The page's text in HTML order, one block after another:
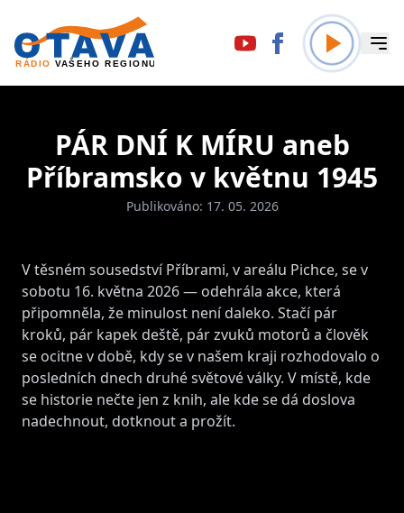
PÁR DNÍ K MÍRU aneb
Příbramsko v květnu 1945
Publikováno: 17. 05. 2026
V těsném sousedství Příbrami, v areálu Pichce, se v
sobotu 16. května 2026 — odehrála akce, která
připomněla, že minulost není daleko. Stačí pár
kroků, pár kapek deště, pár zvuků motorů a člověk
se ocitne v době, kdy se v našem kraji rozhodovalo o
posledních dnech druhé světové války. V místě, kde
se historie nečte jen z knih, ale kde se dá doslova
nadechnout, dotknout a prožít.